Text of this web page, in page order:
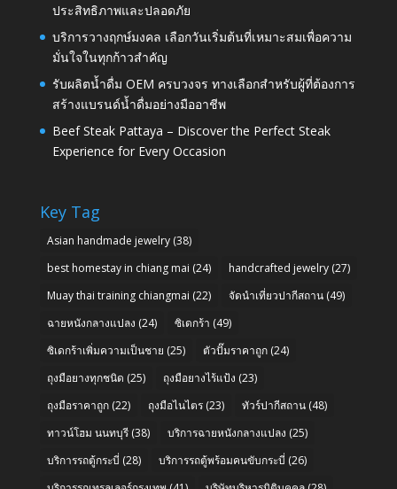
ประสิทธิภาพและปลอดภัย
บริการวางฤกษ์มงคล เลือกวันเริ่มต้นที่เหมาะสมเพื่อความ
มั่นใจในทุกก้าวสำคัญ
รับผลิตน้ำดื่ม OEM ครบวงจร ทางเลือกสำหรับผู้ที่ต้องการ
สร้างแบรนด์น้ำดื่มอย่างมืออาชีพ
Beef Steak Pattaya – Discover the Perfect Steak
Experience for Every Occasion
Key Tag
Asian handmade jewelry(38)
best homestay in chiang mai (24) handcrafted jewelry(27)
Muay thai training chiangmai (22) จัดนำเที่ยวปากีสถาน(49)
ฉายหนังกลางแปลง (24) ซิเดกร้า (49)
ซิเดกร้าเพิ่มความเป็นชาย (25) ตัวปั๊มราคาถูก(24)
ถุงมือยางทุกชนิด (25) ถุงมือยางไร้แป้ง (23)
ถุงมือราคาถูก(22) ถุงมือไนไตร(23) ทัวร์ปากีสถาน(48)
ทาวน์โฮม นนทบุรี(38) บริการฉายหนังกลางแปลง (25)
บริการรถตู้กระบี่ (28) บริการรถตู้พร้อมคนขับกระบี่ (26)